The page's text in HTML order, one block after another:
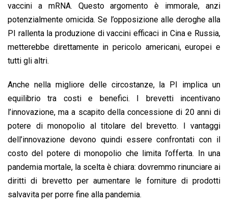
vaccini a mRNA. Questo argomento è immorale, anzi
potenzialmente omicida. Se l’opposizione alle deroghe alla
PI rallenta la produzione di vaccini efficaci in Cina e Russia,
metterebbe direttamente in pericolo americani, europei e
tutti gli altri.
Anche nella migliore delle circostanze, la PI implica un
equilibrio tra costi e benefici. I brevetti incentivano
l’innovazione, ma a scapito della concessione di 20 anni di
potere di monopolio al titolare del brevetto. I vantaggi
dell’innovazione devono quindi essere confrontati con il
costo del potere di monopolio che limita l’offerta. In una
pandemia mortale, la scelta è chiara: dovremmo rinunciare ai
diritti di brevetto per aumentare le forniture di prodotti
salvavita per porre fine alla pandemia.